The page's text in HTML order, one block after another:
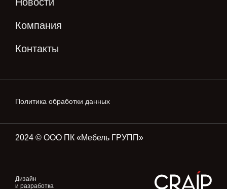
Компания
Контакты
Политика обработки данных
2024 © ООО ПК «Мебель ГРУПП»
Дизайн
и разработка